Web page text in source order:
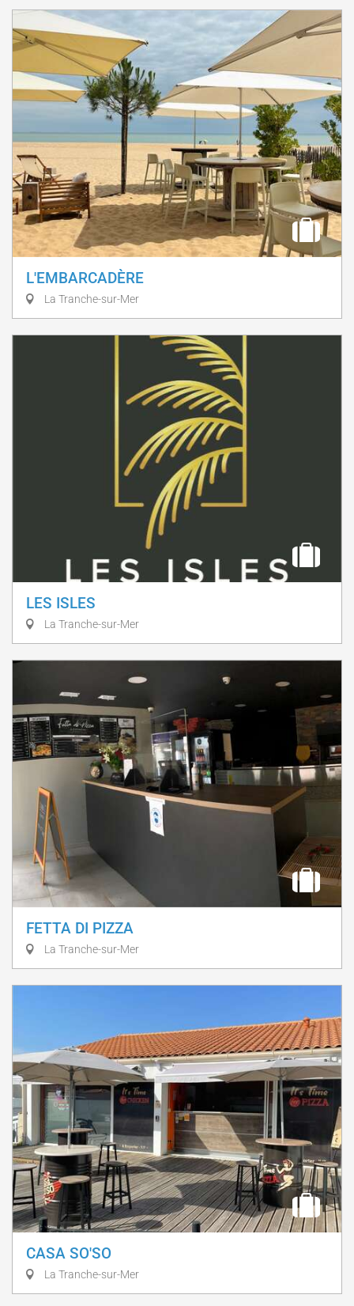
L'EMBARCADÈRE
La Tranche-sur-Mer
LES ISLES
La Tranche-sur-Mer
FETTA DI PIZZA
La Tranche-sur-Mer
CASA SO'SO
La Tranche-sur-Mer